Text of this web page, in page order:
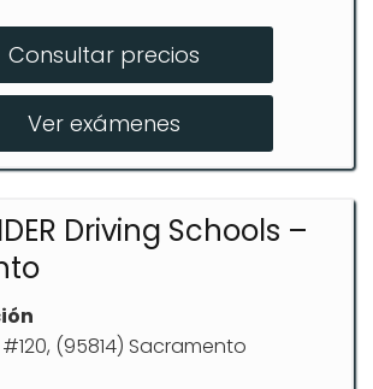
prácticas para adultos
vial en línea
de coches para pruebas del
Consultar precios
Ver exámenes
Driving Schools –
#120, (95814) Sacramento